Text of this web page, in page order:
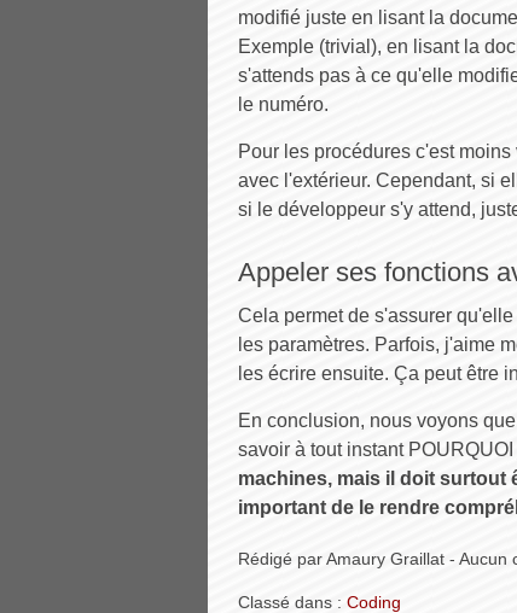
modifié juste en lisant la
Exemple (trivial), en lisant la
s'attends pas à ce qu'elle
le numéro.
Pour les procédures c'est
avec l'extérieur. Cependant, si
si le développeur s'y attend,
Appeler ses fonctions
Cela permet de s'assurer
les paramètres. Parfois, j'aime
les écrire ensuite. Ça peut être
En conclusion, nous voyons
savoir à tout instant
machines, mais il doit surtout
important de le rendre
Rédigé par Amaury Graillat - Aucun
Classé dans : Coding